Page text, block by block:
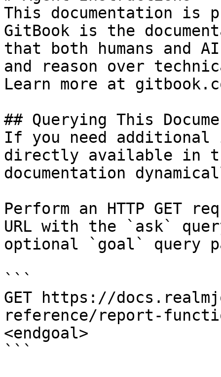
This documentation is
GitBook is the
that both humans and
and reason over
Learn more at
## Querying This
If you need
directly available in
documentation
Perform an HTTP GET
URL with the `ask`
optional `goal` query
```
GET https://
reference/report-
<endgoal>
```